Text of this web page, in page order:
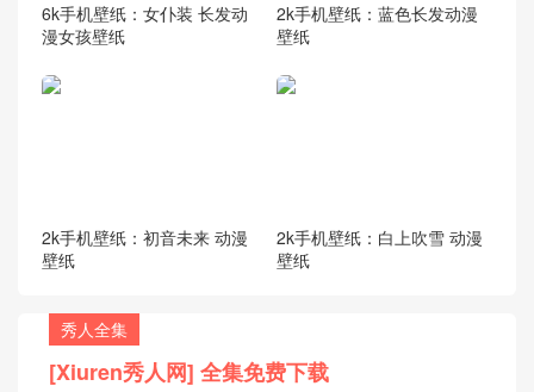
6k手机壁纸：女仆装 长发动
漫女孩壁纸
2k手机壁纸：蓝色长发动漫
壁纸
2k手机壁纸：初音未来 动漫
壁纸
2k手机壁纸：白上吹雪 动漫
壁纸
秀人全集
[Xiuren秀人网] 全集免费下载